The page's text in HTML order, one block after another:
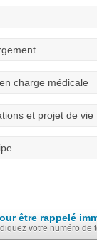
charge médicale
et projet de vie
être rappelé
votre numéro de